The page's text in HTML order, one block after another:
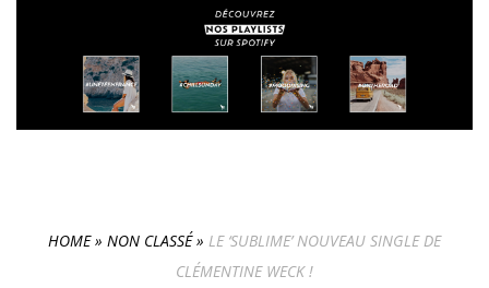
HOME» NON CLASSÉ» LE ‘SUBLIME’ NOUVEAU SINGLE DE
CLÉMENTINE WECK !